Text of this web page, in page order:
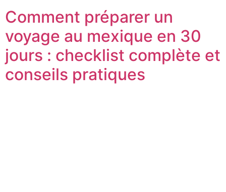
Comment préparer un
voyage au mexique en 30
jours : checklist complète et
conseils pratiques